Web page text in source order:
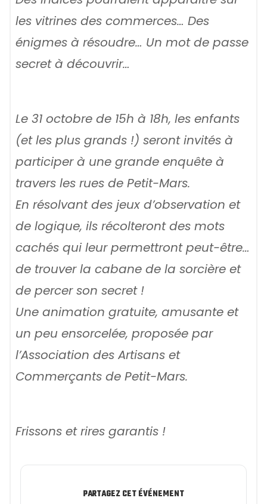
les vitrines des commerces… Des
énigmes à résoudre… Un mot de passe
secret à découvrir…
Le 31 octobre de 15h à 18h, les enfants
(et les plus grands !) seront invités à
participer à une grande enquête à
travers les rues de Petit-Mars.
En résolvant des jeux d’observation et
de logique, ils récolteront des mots
cachés qui leur permettront peut-être…
de trouver la cabane de la sorcière et
de percer son secret !
Une animation gratuite, amusante et
un peu ensorcelée, proposée par
l’Association des Artisans et
Commerçants de Petit-Mars.
Frissons et rires garantis !
PARTAGEZ CET ÉVÉNEMENT